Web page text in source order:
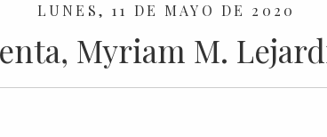
LUNES, 11 DE MAYO DE 2020
Myriam M.